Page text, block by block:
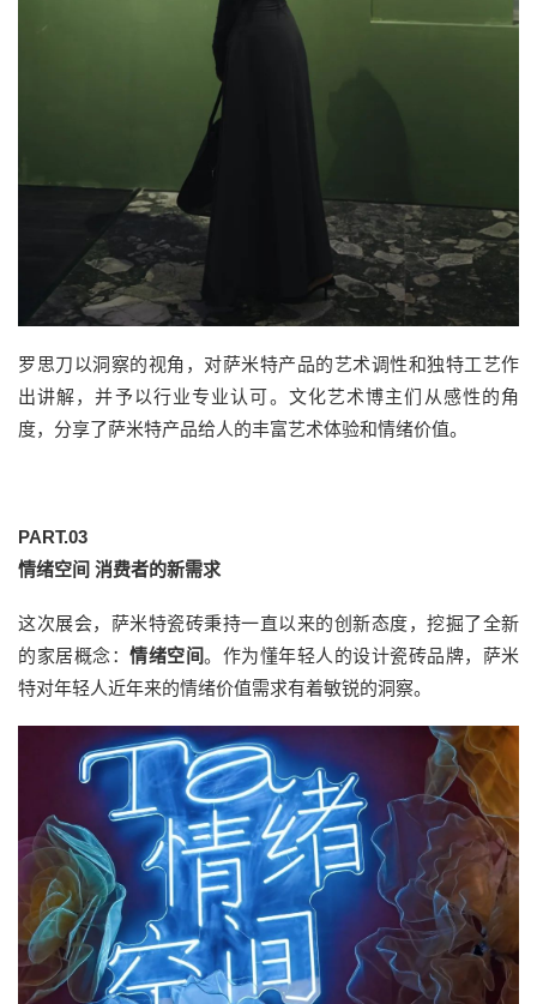
罗思刀以洞察的视角，对萨米特产品的艺术调性和独特工艺作
出讲解，并予以行业专业认可。文化艺术博主们从感性的角
度，分享了萨米特产品给人的丰富艺术体验和情绪价值。
PART.03
情绪空间 消费者的新需求
这次展会，萨米特瓷砖秉持一直以来的创新态度，挖掘了全新
的家居概念： 情绪空间。作为懂年轻人的设计瓷砖品牌，萨米
特对年轻人近年来的情绪价值需求有着敏锐的洞察。